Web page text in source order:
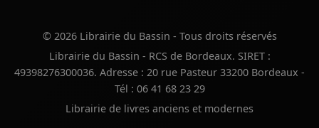
© 2026 Librairie du Bassin - Tous droits réservés
Librairie du Bassin - RCS de Bordeaux. SIRET :
49398276300036. Adresse : 20 rue Pasteur 33200 Bordeaux -
Tél : 06 41 68 23 29
Librairie de livres anciens et modernes